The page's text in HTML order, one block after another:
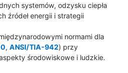
systemów, odzysku ciepła
źródeł energii i strategii
normami dla
, ANSI/TIA-942) przy
środowiskowe i ludzkie.